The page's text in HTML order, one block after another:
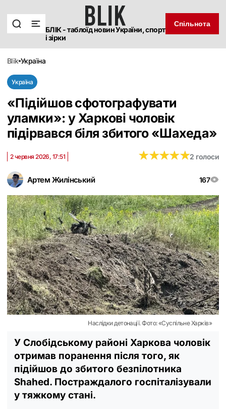
БЛІК - таблоїд новин України, спорт
і зірки
Спільнота
blik україна
Україна
«Підійшов сфотографувати
уламки»: у Харкові чоловік
підірвався біля збитого «Шахеда»
Артем Жилінський 167
2 червня 2026, 17:51 ★★★★★
★★★★★2 голоси
Наслідки детонації. Фото: «Суспільне Харків»
У Слобідському районі Харкова чоловік
отримав поранення після того, як
підійшов до збитого безпілотника
Shahed. Постраждалого госпіталізували
у тяжкому стані.